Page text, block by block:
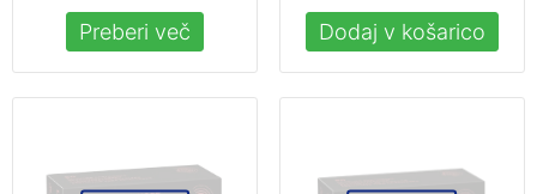
Preberi več
Dodaj v košarico